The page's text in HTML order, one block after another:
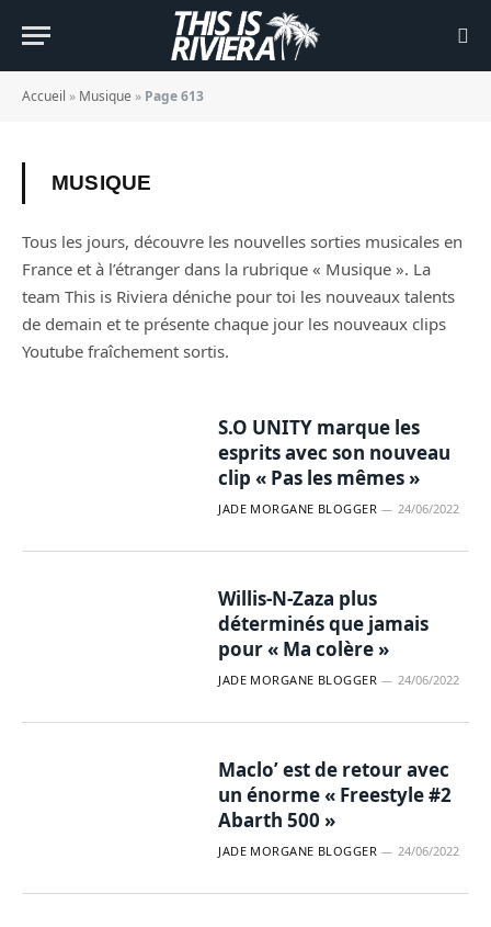
Accueil » Musique » Page 613
MUSIQUE
Tous les jours, découvre les nouvelles sorties musicales en
France et à l’étranger dans la rubrique « Musique ». La
team This is Riviera déniche pour toi les nouveaux talents
de demain et te présente chaque jour les nouveaux clips
Youtube fraîchement sortis.
S.O UNITY marque les
esprits avec son nouveau
clip « Pas les mêmes »
JADE MORGANE BLOGGER 24/06/2022
Willis-N-Zaza plus
déterminés que jamais
pour « Ma colère »
JADE MORGANE BLOGGER 24/06/2022
Maclo’ est de retour avec
un énorme « Freestyle #2
Abarth 500 »
JADE MORGANE BLOGGER 24/06/2022